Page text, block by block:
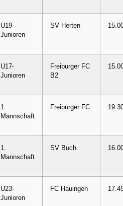
U19-
Junioren
SV Herten
U17-
Junioren
Freiburger FC
B2
1.
Mannschaft
Freiburger FC
1.
Mannschaft
SV Buch
U23-
Junioren
FC Hauingen